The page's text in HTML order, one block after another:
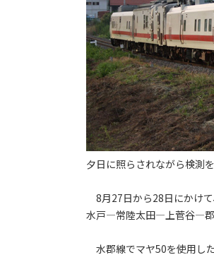
夕日に照らされながら検測を
8月27日から28日にかけ
水戸―常陸太田―上菅谷―郡
水郡線でマヤ50を使用し